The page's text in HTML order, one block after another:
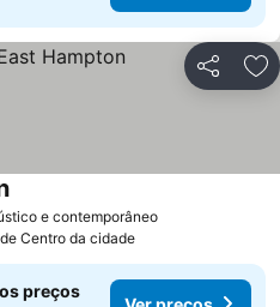
Partilhar
e contemporâneo
Centro da cidade
preços